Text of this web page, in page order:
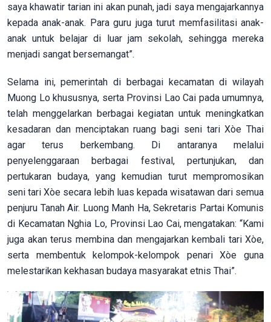
saya khawatir tarian ini akan punah, jadi saya mengajarkannya
kepada anak-anak. Para guru juga turut memfasilitasi anak-
anak untuk belajar di luar jam sekolah, sehingga mereka
menjadi sangat bersemangat”.
Selama ini, pemerintah di berbagai kecamatan di wilayah
Muong Lo khususnya, serta Provinsi Lao Cai pada umumnya,
telah menggelarkan berbagai kegiatan untuk meningkatkan
kesadaran dan menciptakan ruang bagi seni tari Xòe Thai
agar terus berkembang. Di antaranya melalui
penyelenggaraan berbagai festival, pertunjukan, dan
pertukaran budaya, yang kemudian turut mempromosikan
seni tari Xòe secara lebih luas kepada wisatawan dari semua
penjuru Tanah Air. Luong Manh Ha, Sekretaris Partai Komunis
di Kecamatan Nghia Lo, Provinsi Lao Cai, mengatakan: “Kami
juga akan terus membina dan mengajarkan kembali tari Xòe,
serta membentuk kelompok-kelompok penari Xòe guna
melestarikan kekhasan budaya masyarakat etnis Thai”.